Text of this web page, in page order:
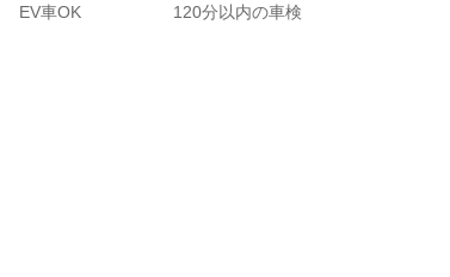
EV車OK 120分以内の車検